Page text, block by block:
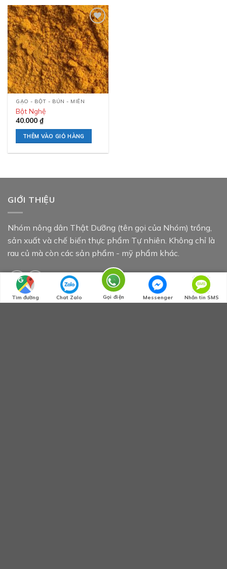
Add to
wishlist
GẠO - BỘT - BÚN - MIẾN
Bột Nghệ
40.000₫
THÊM VÀO GIỎ HÀNG
GIỚI THIỆU
Nhóm nông dân Thật Dưỡng (tên gọi của Nhóm) trồng,
sản xuất và chế biến thực phẩm Tự nhiên. Không chỉ là
rau củ mà còn các sản phẩm - mỹ phẩm khác.
Tìm đường Chat Zalo Gọi điện Messenger Nhắn tin SMS